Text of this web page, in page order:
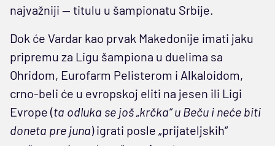
najvažniji — titulu u šampionatu Srbije.
Dok će Vardar kao prvak Makedonije imati jaku
pripremu za Ligu šampiona u duelima sa
Ohridom, Eurofarm Pelisterom i Alkaloidom,
crno-beli će u evropskoj eliti na jesen ili Ligi
Evrope (ta odluka se još „krčka“ u Beču i neće biti
doneta pre juna) igrati posle „prijateljskih“